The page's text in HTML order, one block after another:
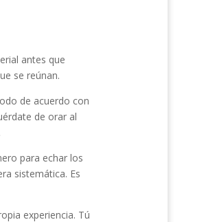
antes que
se reúnan.
de acuerdo con
de orar al
para echar los
sistemática. Es
experiencia. Tú